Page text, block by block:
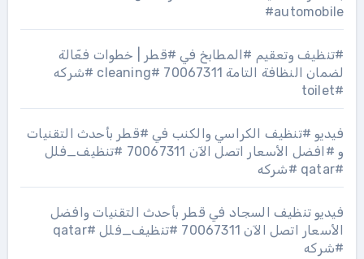
#automobile
#تنظيف وتعقيم #المطابخ في #قطر | خطوات فعّالة
لضمان النظافة التامة 70067311 #cleaning #شركه
#toilet
فيديو #تنظيف الكراسي والكنب في #قطر بأحدث التقنيات
و #افضل الأسعار اتصل الآن 70067311 #تنظيف_فلل
#qatar #شركه
فيديو تنظيف السجاد في قطر بأحدث التقنيات وافضل
الأسعار اتصل الآن 70067311 #تنظيف_فلل #qatar
#شركه